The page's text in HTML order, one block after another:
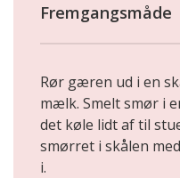
Fremgangsmåde
Rør gæren ud i en
mælk. Smelt smør i
det køle lidt af til
smørret i skålen
i.